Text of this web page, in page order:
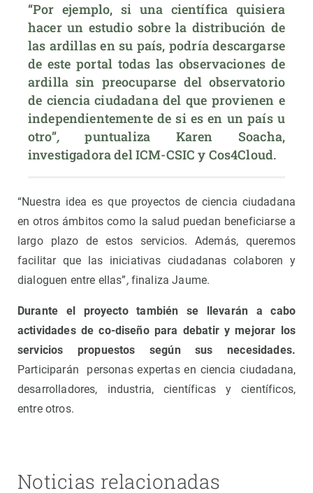
“Por ejemplo, si una científica quisiera
hacer un estudio sobre la distribución de
las ardillas en su país, podría descargarse
de este portal todas las observaciones de
ardilla sin preocuparse del observatorio
de ciencia ciudadana del que provienen e
independientemente de si es en un país u
otro”, puntualiza
Karen Soacha,
investigadora del ICM-CSIC y Cos4Cloud.
“Nuestra idea es que proyectos de ciencia ciudadana
en otros ámbitos como la salud puedan beneficiarse a
largo plazo de estos servicios. Además, queremos
facilitar que las iniciativas ciudadanas colaboren y
dialoguen entre ellas”, finaliza Jaume.
Durante el proyecto también se llevarán a cabo
actividades de co-diseño para debatir y mejorar los
servicios propuestos según sus necesidades.
Participarán personas expertas en ciencia ciudadana,
desarrolladores, industria, científicas y científicos,
entre otros.
Noticias relacionadas